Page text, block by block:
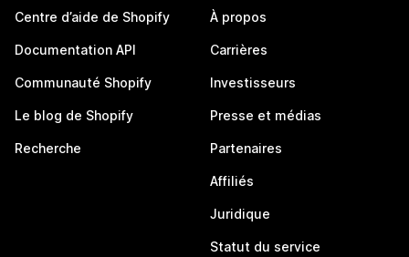
Centre d’aide de Shopify
Documentation API
Communauté Shopify
Le blog de Shopify
Recherche
À propos
Carrières
Investisseurs
Presse et médias
Partenaires
Affiliés
Juridique
Statut du service